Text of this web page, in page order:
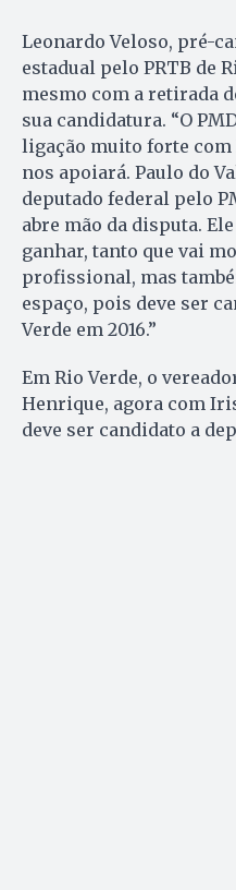
Leonardo Veloso, pré-
estadual pelo PRTB de
mesmo com a retirada
sua candidatura. “O
ligação muito forte com
nos apoiará. Paulo do
deputado federal pelo
abre mão da disputa.
ganhar, tanto que vai
profissional, mas
espaço, pois deve ser
Verde em 2016.”
Em Rio Verde, o
Henrique, agora com
deve ser candidato a